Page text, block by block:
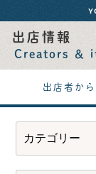
出店情報
Creators ＆
出店者か